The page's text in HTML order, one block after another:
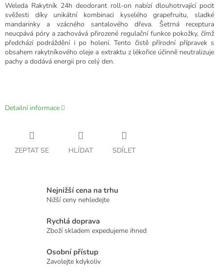
Weleda Rakytník 24h deodorant roll-on nabízí dlouhotrvající pocit
svěžesti díky unikátní kombinaci kyselého grapefruitu, sladké
mandarinky a vzácného santalového dřeva. Šetrná receptura
neucpává póry a zachovává přirozené regulační funkce pokožky, čímž
předchází podráždění i po holení. Tento čistě přírodní přípravek s
obsahem rakytníkového oleje a extraktu z lékořice účinně neutralizuje
pachy a dodává energii pro celý den.
Detailní informace
ZEPTAT SE HLÍDAT SDÍLET
Nejnižší cena na trhu
Nižší ceny nehledejte
Rychlá doprava
Zboží skladem expedujeme ihned
Osobní přístup
Zavolejte kdykoliv